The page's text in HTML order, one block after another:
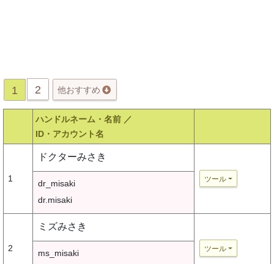
1 2 他おすすめ
ハンドルネーム・名前 ／
ID・アカウント名
1
ドクターみさき
ツール
dr_misaki
dr.misaki
2
ミズみさき
ツール
ms_misaki